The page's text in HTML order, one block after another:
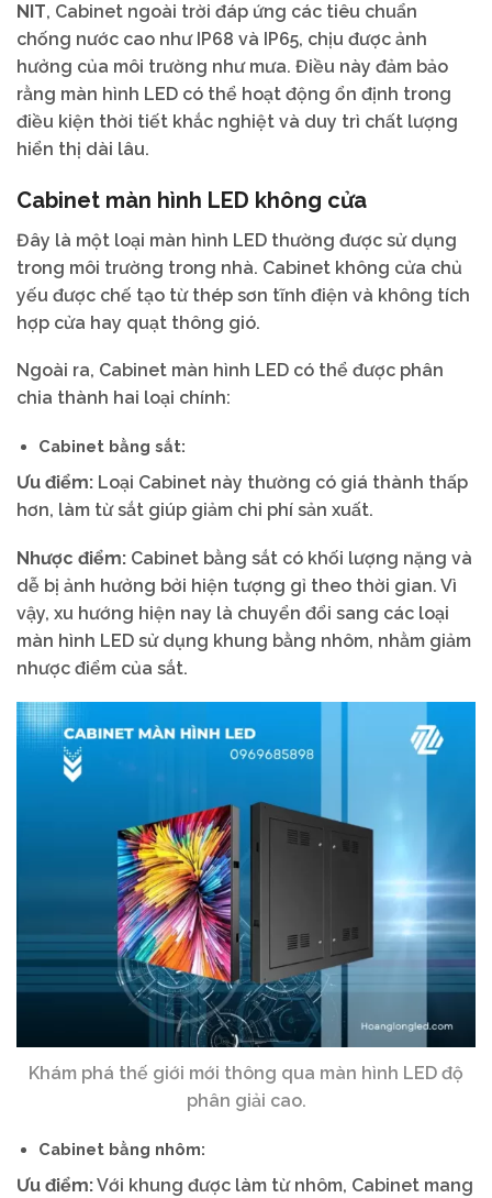
NIT, Cabinet ngoài trời đáp ứng các tiêu chuẩn
chống nước cao như IP68 và IP65, chịu được ảnh
hưởng của môi trường như mưa. Điều này đảm bảo
rằng màn hình LED có thể hoạt động ổn định trong
điều kiện thời tiết khắc nghiệt và duy trì chất lượng
hiển thị dài lâu.
Cabinet màn hình LED không cửa
Đây là một loại màn hình LED thường được sử dụng
trong môi trường trong nhà. Cabinet không cửa chủ
yếu được chế tạo từ thép sơn tĩnh điện và không tích
hợp cửa hay quạt thông gió.
Ngoài ra, Cabinet màn hình LED có thể được phân
chia thành hai loại chính:
Cabinet bằng sắt:
Ưu điểm: Loại Cabinet này thường có giá thành thấp
hơn, làm từ sắt giúp giảm chi phí sản xuất.
Nhược điểm: Cabinet bằng sắt có khối lượng nặng và
dễ bị ảnh hưởng bởi hiện tượng gỉ theo thời gian. Vì
vậy, xu hướng hiện nay là chuyển đổi sang các loại
màn hình LED sử dụng khung bằng nhôm, nhằm giảm
nhược điểm của sắt.
Khám phá thế giới mới thông qua màn hình LED độ
phân giải cao.
Cabinet bằng nhôm:
Ưu điểm:Với khung được làm từ nhôm, Cabinet mang